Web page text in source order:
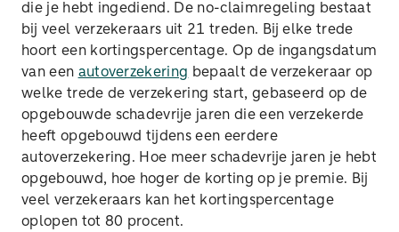
die je hebt ingediend. De no-claimregeling bestaat
bij veel verzekeraars uit 21 treden. Bij elke trede
hoort een kortingspercentage. Op de ingangsdatum
van een autoverzekering bepaalt de verzekeraar op
welke trede de verzekering start, gebaseerd op de
opgebouwde schadevrije jaren die een verzekerde
heeft opgebouwd tijdens een eerdere
autoverzekering. Hoe meer schadevrije jaren je hebt
opgebouwd, hoe hoger de korting op je premie. Bij
veel verzekeraars kan het kortingspercentage
oplopen tot 80 procent.